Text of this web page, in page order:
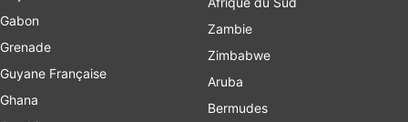
Gabon
Grenade
Guyane Française
Ghana
Zambie
Zimbabwe
Aruba
Bermudes